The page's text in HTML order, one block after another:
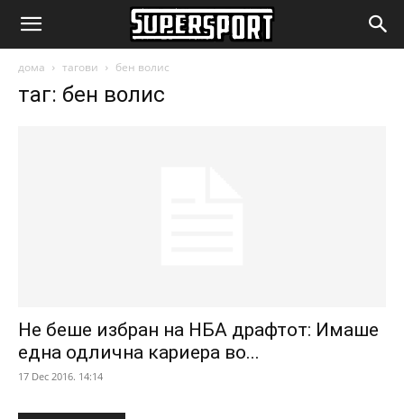
SuperSport.mk
дома тагови бен волис
таг: бен волис
Не беше избран на НБА драфтот: Имаше
една одлична кариера во...
17 Dec 2016. 14:14